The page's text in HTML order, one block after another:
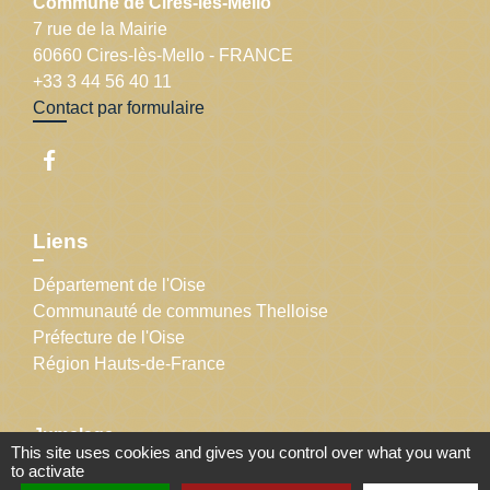
7 rue de la Mairie
60660 Cires-lès-Mello - FRANCE
+33 3 44 56 40 11
Contact par formulaire
Liens
Département de l'Oise
Communauté de communes Thelloise
Préfecture de l'Oise
Région Hauts-de-France
Jumelage
Bruchmühlen, Allemagne
This site uses cookies and gives you control over what you want
to activate